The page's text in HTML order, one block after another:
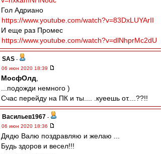
Гол Адриано
https://www.youtube.com/watch?v=83DxLUYArII
И еще раз Промес
https://www.youtube.com/watch?v=dlNhprMc2dU
SAS -
06 июн 2020 18:39
МосфОлд
...подожди немного )
Счас перейду на ПК и ты.... .куеешь от....??!!
Васильев1967 -
06 июн 2020 18:36
Дядю Валю поздравляю и желаю ...
Будь здоров и весел!!!